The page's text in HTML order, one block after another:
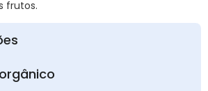
frutos.